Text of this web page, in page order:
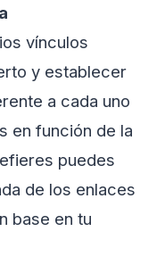
vínculos
y establecer
a cada uno
en función de la
puedes
de los enlaces
base en tu